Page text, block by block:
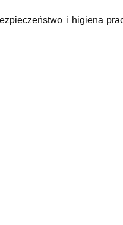
i higiena